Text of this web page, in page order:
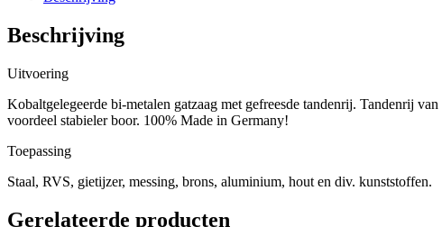
Beschrijving
Uitvoering
Kobaltgelegeerde bi-metalen gatzaag met gefreesde tandenrij. Tandenrij
voordeel stabieler boor. 100% Made in Germany!
Toepassing
Staal, RVS, gietijzer, messing, brons, aluminium, hout en div. kunststoffen.
Gerelateerde producten